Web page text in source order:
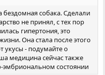
собака. Сделали
не принял, с тех пор
гипертония, это
Она стала после этого
укусы - подумайте о
медицина сейчас также
эмбриональном состоянии